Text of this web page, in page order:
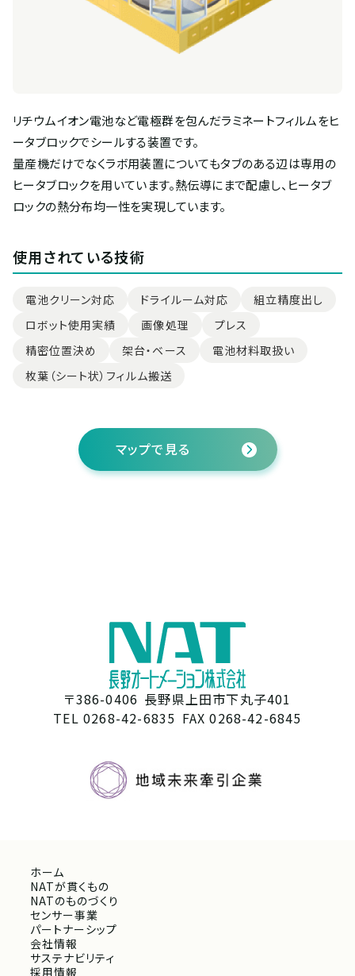
リチウムイオン電池など電極群を包んだラミネートフィルムをヒ
ータブロックでシールする装置です。
量産機だけでなくラボ用装置についてもタブのある辺は専用の
ヒータブロックを用いています。熱伝導にまで配慮し、ヒータブ
ロックの熱分布均一性を実現しています。
使用されている技術
電池クリーン対応 ドライルーム対応
組立精度出し
ロボット使用実績
画像処理
プレス
精密位置決め
架台・ベース
電池材料取扱い
枚葉（シート状）フィルム搬送
マップで見る
〒386-0406 長野県上田市下丸子401
TEL 0268-42-6835 FAX 0268-42-6845
ホーム
NATが貫くもの
NATのものづくり
センサー事業
パートナーシップ
会社情報
サステナビリティ
採用情報